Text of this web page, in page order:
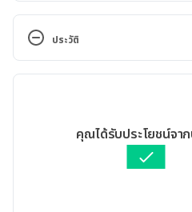
Males and Mental Health
https://
44121/
Suicide Mortality in the
https://www.cdc.gov/nchs/
H.pdf. Accessed October
ประวัติ
เขียนโดย ธนชาติ จึงแย้มปิ่น
ตรวจสอบความถูกต้องของข้อมู
Duangkamon
คุณได้รับประโยชน์จา